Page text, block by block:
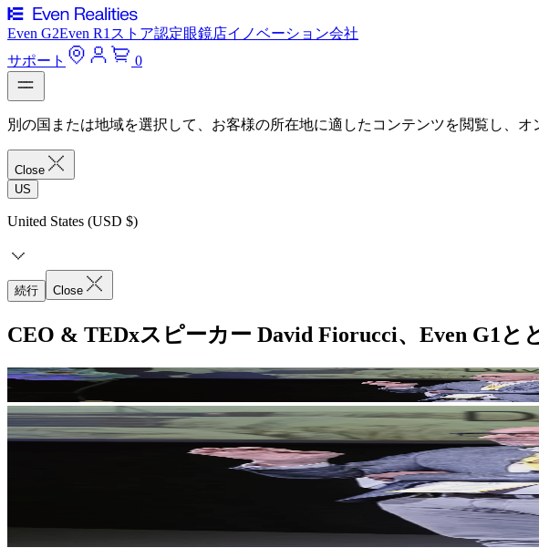
Even G2Even R1 ストア認定眼鏡店イノベーション会社
サポート
0
別の国または地域を選択して、お客様の所在地に適したコンテンツを閲覧し、オ
Close
US
United States (USD $)
続行 Close
CEO & TEDxスピーカー David Fiorucci、Even G1と